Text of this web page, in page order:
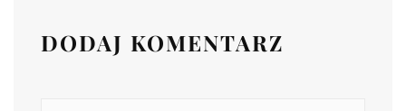
DODAJ KOMENTARZ